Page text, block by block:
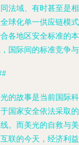
法域、有时甚至是
球化单一供应链模
各地区安全标准的
国际间的标准竞争
的故事是当前国际
国家安全依法采取
。而美光的自救与
联的今天，经济利